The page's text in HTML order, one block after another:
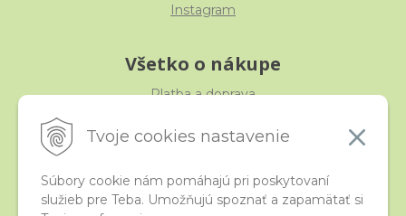
Tvoje cookies nastavenie
Súbory cookie nám pomáhajú pri poskytovaní
služieb pre Teba. Umožňujú spoznať a zapamätať si
Instagram
Všetko o nákupe
Platba a doprava
Obchodné podmienky
iStraka